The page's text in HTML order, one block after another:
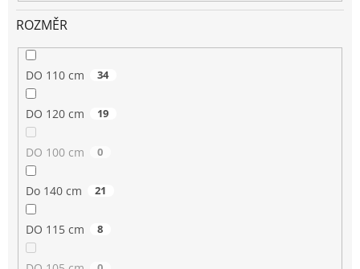
ROZMĚR
DO 110 cm 34
DO 120 cm 19
DO 100 cm 0
Do 140 cm 21
DO 115 cm 8